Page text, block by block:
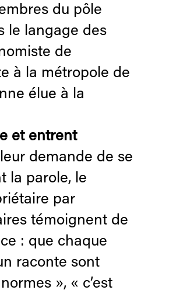
du pôle
le langage des
de
à la métropole de
élue à la
et entrent
demande de se
la parole, le
par
témoignent de
: que chaque
raconte sont
», « c’est